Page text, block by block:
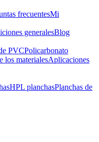
frecuentesMi
generalesBlog
PVCPolicarbonato
los materialesAplicaciones
HPL planchasPlanchas de